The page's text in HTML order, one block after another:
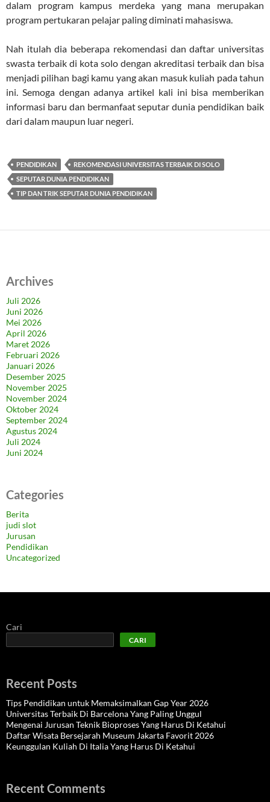
dalam program kampus merdeka yang mana merupakan
program pertukaran pelajar paling diminati mahasiswa.
Nah itulah dia beberapa rekomendasi dan daftar universitas
swasta terbaik di kota solo dengan akreditasi terbaik dan bisa
menjadi pilihan bagi kamu yang akan masuk kuliah pada tahun
ini. Semoga dengan adanya artikel kali ini bisa memberikan
informasi baru dan bermanfaat seputar dunia pendidikan baik
dari dalam maupun luar negeri.
PENDIDIKAN
REKOMENDASI UNIVERSITAS TERBAIK DI SOLO
SEPUTAR DUNIA PENDIDIKAN
TIP DAN TRIK SEPUTAR DUNIA PENDIDIKAN
Archives
Juli 2026
Juni 2026
Mei 2026
April 2026
Maret 2026
Februari 2026
Januari 2026
Desember 2025
November 2025
November 2024
Oktober 2024
September 2024
Agustus 2024
Juli 2024
Juni 2024
Categories
Berita
judi slot
Jurusan
Pendidikan
Uncategorized
Cari
CARI
Recent Posts
Tips Pendidikan untuk Memaksimalkan Gap Year 2026
Universitas Terbaik Di Barcelona Yang Paling Unggul
Mengenai Jurusan Teknik Bioproses Yang Harus Di Ketahui
Daftar Wisata Bersejarah Museum Jakarta Favorit 2026
Keunggulan Kuliah Di Italia Yang Harus Di Ketahui
Recent Comments